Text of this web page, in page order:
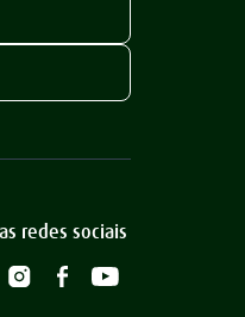
redes sociais